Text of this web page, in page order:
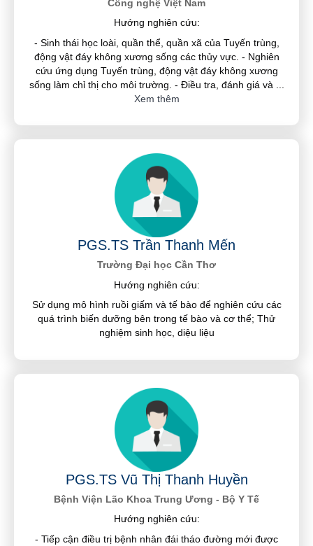
Công nghệ Việt Nam
Hướng nghiên cứu:
- Sinh thái học loài, quần thể, quần xã của Tuyến trùng,
động vật đáy không xương sống các thủy vực. - Nghiên
cứu ứng dụng Tuyến trùng, động vật đáy không xương
sống làm chỉ thị cho môi trường. - Điều tra, đánh giá và
Xem thêm
PGS.TS Trần Thanh Mến
Trường Đại học Cần Thơ
Hướng nghiên cứu:
Sử dụng mô hình ruồi giấm và tế bào để nghiên cứu các
quá trình biến dưỡng bên trong tế bào và cơ thể; Thử
nghiệm sinh học, diệu liệu
PGS.TS Vũ Thị Thanh Huyền
Bệnh Viện Lão Khoa Trung Ương - Bộ Y Tế
Hướng nghiên cứu:
- Tiếp cận điều trị bệnh nhân đái tháo đường mới được